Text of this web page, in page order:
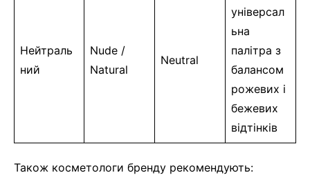
Нейтраль
ний
Nude /
Natural
Neutral
універсал
ьна
палітра з
балансом
рожевих і
бежевих
відтінків
Також косметологи бренду рекомендують: